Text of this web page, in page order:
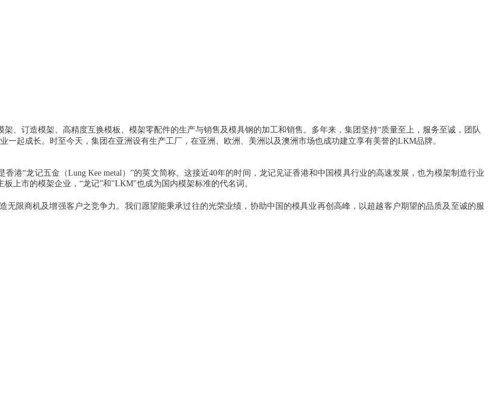
、订造模架、高精度互换模板、模架零配件的生产与销售及模具钢的加工和销售。多年来，集团坚持“质量至上，服务至诚，团队
起成长。时至今天，集团在亚洲设有生产工厂，在亚洲、欧洲、美洲以及澳洲市场也成功建立享有美誉的LKM品牌。
港“龙记五金（Lung Kee metal）”的英文简称。这接近40年的时间，龙记见证香港和中国模具行业的高速发展，也为模架制造行业
上市的模架企业，“龙记”和"LKM"也成为国内模架标准的代名词。
限商机及增强客户之竞争力。我们愿望能秉承过往的光荣业绩，协助中国的模具业再创高峰，以超越客户期望的品质及至诚的服